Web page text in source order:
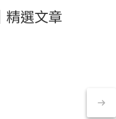
精選文章